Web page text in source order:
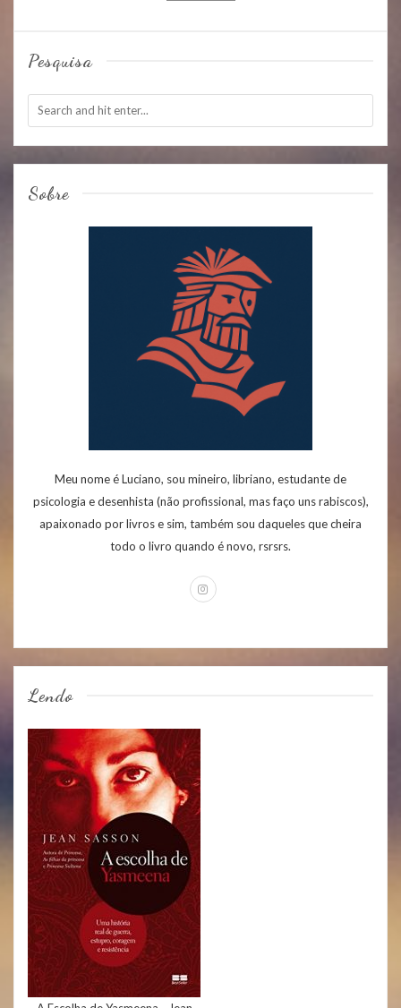
Pesquisa
Sobre
Meu nome é Luciano, sou mineiro, libriano, estudante de
psicologia e desenhista (não profissional, mas faço uns rabiscos),
apaixonado por livros e sim, também sou daqueles que cheira
todo o livro quando é novo, rsrsrs.
Lendo